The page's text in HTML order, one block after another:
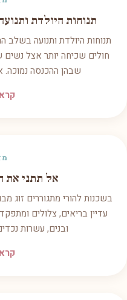
תנוחות היולדת
תנוחות היולדת ותנועה
חולים שכיחה יותר אצל נשים
שבהן ההכנסה נמוכה.
אל תתני את
בשכנות להורי מתגוררים זוג
עדיין בריאים, צלולים
ובנים, עשרות